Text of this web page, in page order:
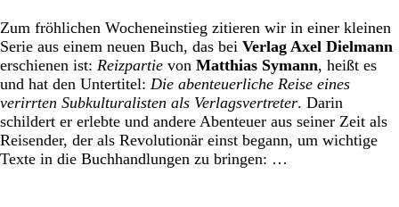
Zum fröhlichen Wocheneinstieg zitieren wir in einer kleinen
Serie aus einem neuen Buch, das bei Verlag Axel Dielmann
erschienen ist: Reizpartie von Matthias Symann, heißt es
und hat den Untertitel: Die abenteuerliche Reise eines
verirrten Subkulturalisten als Verlagsvertreter. Darin
schildert er erlebte und andere Abenteuer aus seiner Zeit als
Reisender, der als Revolutionär einst begann, um wichtige
Texte in die Buchhandlungen zu bringen: …